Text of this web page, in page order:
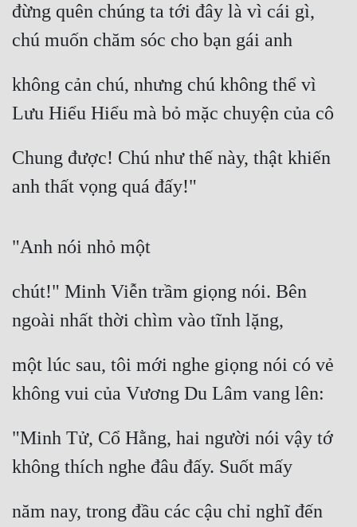
đừng quên chúng ta tới đây là vì cái gì,
chú muốn chăm sóc cho bạn gái anh
không cản chú, nhưng chú không thể vì
Lưu Hiểu Hiểu mà bỏ mặc chuyện của cô
Chung được! Chú như thế này, thật khiến
anh thất vọng quá đấy!"
"Anh nói nhỏ một
chút!" Minh Viễn trầm giọng nói. Bên
ngoài nhất thời chìm vào tĩnh lặng,
một lúc sau, tôi mới nghe giọng nói có vẻ
không vui của Vương Du Lâm vang lên:
"Minh Tử, Cổ Hằng, hai người nói vậy tớ
không thích nghe đâu đấy. Suốt mấy
năm nay, trong đầu các cậu chỉ nghĩ đến